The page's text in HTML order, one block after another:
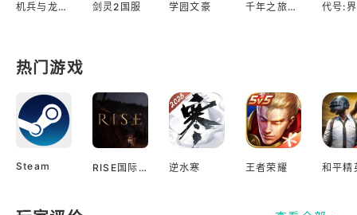
机兵与龙日服 剑灵2国服 学园文豪 千年之旅台服 代号:界
热门游戏
Steam RISE国际服 逆水寒 王者荣耀 和平精